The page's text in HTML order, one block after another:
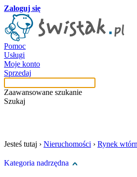
Zaloguj się
Pomoc
Usługi
Moje konto
Sprzedaj
Zaawansowane szukanie
Szukaj
Jesteś tutaj › Nieruchomości › Rynek
Kategoria nadrzędna